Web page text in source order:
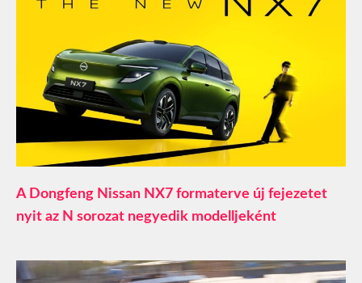
A Dongfeng Nissan NX7 formaterve új fejezetet
nyit az N sorozat negyedik modelljeként